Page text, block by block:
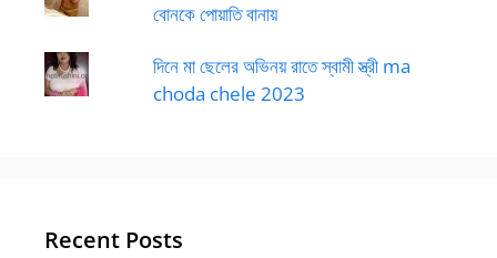
বোনকে পোয়াতি বানায়
দিনে মা ছেলের অভিনয় রাতে স্বামী স্ত্রী ma
choda chele 2023
Recent Posts